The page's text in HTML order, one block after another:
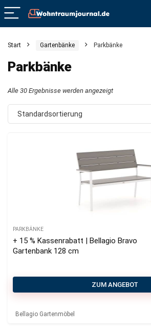
Start Gartenbänke Parkbänke
Parkbänke
Alle 30 Ergebnisse werden angezeigt
Standardsortierung
PARKBÄNKE
+ 15 % Kassenrabatt | Bellagio Bravo
Gartenbank 128 cm
ZUM ANGEBOT
Bellagio Gartenmöbel